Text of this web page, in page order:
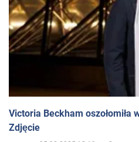
Victoria Beckham
Zdjęcie